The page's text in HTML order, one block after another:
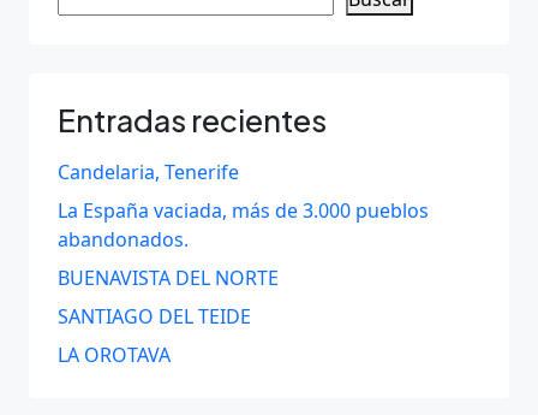
Entradas recientes
Candelaria, Tenerife
La España vaciada, más de 3.000 pueblos
abandonados.
BUENAVISTA DEL NORTE
SANTIAGO DEL TEIDE
LA OROTAVA